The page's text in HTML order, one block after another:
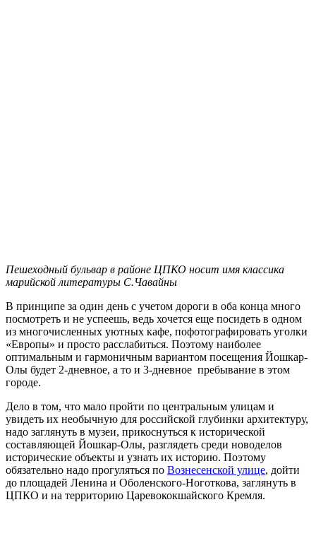
Пешеходный бульвар в районе ЦПКО носит имя классика
марийской литературы С.Чавайны
В принципе за один день с учетом дороги в оба конца много
посмотреть и не успеешь, ведь хочется еще посидеть в одном
из многочисленных уютных кафе, пофотографировать уголки
«Европы» и просто расслабиться. Поэтому наиболее
оптимальным и гармоничным вариантом посещения Йошкар-
Олы будет 2-дневное, а то и 3-дневное пребывание в этом
городе.
Дело в том, что мало пройти по центральным улицам и
увидеть их необычную для российской глубинки архитектуру,
надо заглянуть в музеи, прикоснуться к исторической
составляющей Йошкар-Олы, разглядеть среди новоделов
исторические объекты и узнать их историю. Поэтому
обязательно надо прогуляться по Вознесенской улице, дойти
до площадей Ленина и Оболенского-Ноготкова, заглянуть в
ЦПКО и на территорию Царевококшайского Кремля.